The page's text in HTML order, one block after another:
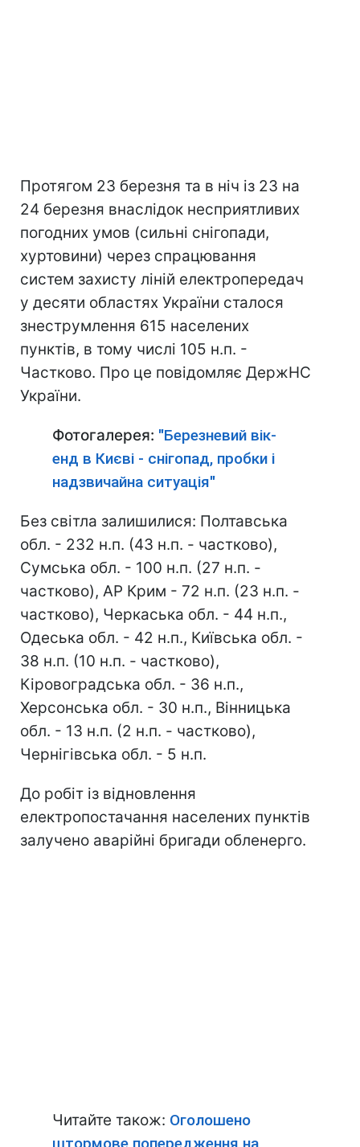
Протягом 23 березня та в ніч із 23 на
24 березня внаслідок несприятливих
погодних умов (сильні снігопади,
хуртовини) через спрацювання
систем захисту ліній електропередач
у десяти областях України сталося
знеструмлення 615 населених
пунктів, в тому числі 105 н.п. -
Частково. Про це повідомляє ДержНС
України.
Фотогалерея: "Березневий вік-
енд в Києві - снігопад, пробки і
надзвичайна ситуація"
Без світла залишилися: Полтавська
обл. - 232 н.п. (43 н.п. - частково),
Сумська обл. - 100 н.п. (27 н.п. -
частково), АР Крим - 72 н.п. (23 н.п. -
частково), Черкаська обл. - 44 н.п.,
Одеська обл. - 42 н.п., Київська обл. -
38 н.п. (10 н.п. - частково),
Кіровоградська обл. - 36 н.п.,
Херсонська обл. - 30 н.п., Вінницька
обл. - 13 н.п. (2 н.п. - частково),
Чернігівська обл. - 5 н.п.
До робіт із відновлення
електропостачання населених пунктів
залучено аварійні бригади обленерго.
Читайте також: Оголошено